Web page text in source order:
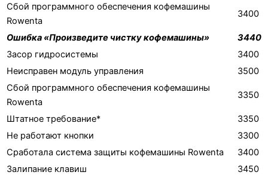
Сбой программного обеспечения кофемашины
Rowenta
3400
Ошибка «Произведите чистку кофемашины»
3440
Засор гидросистемы
3400
Неисправен модуль управления
3500
Сбой программного обеспечения кофемашины
Rowenta
3350
Штатное требование*
3350
Не работают кнопки
3300
Сработала система защиты кофемашины Rowenta
3400
Залипание клавиш
3450